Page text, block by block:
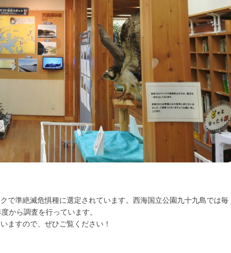
で準絶滅危惧種に選定されています。西海国立公園九十九島では毎
から調査を行っています。
ますので、ぜひご覧ください！